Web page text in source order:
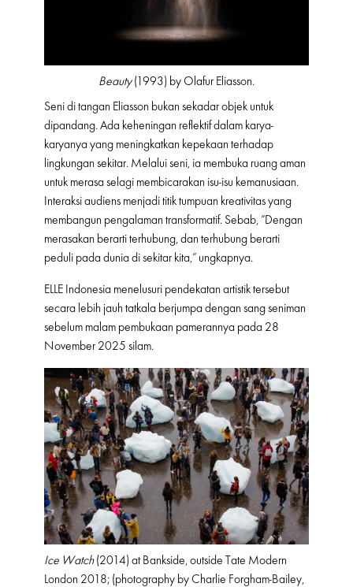
Beauty(1993) by Olafur Eliasson.
Seni di tangan Eliasson bukan sekadar objek untuk
dipandang. Ada keheningan reflektif dalam karya-
karyanya yang meningkatkan kepekaan terhadap
lingkungan sekitar. Melalui seni, ia membuka ruang aman
untuk merasa selagi membicarakan isu-isu kemanusiaan.
Interaksi audiens menjadi titik tumpuan kreativitas yang
membangun pengalaman transformatif. Sebab, “Dengan
merasakan berarti terhubung, dan terhubung berarti
peduli pada dunia di sekitar kita,” ungkapnya.
ELLE Indonesia menelusuri pendekatan artistik tersebut
secara lebih jauh tatkala berjumpa dengan sang seniman
sebelum malam pembukaan pamerannya pada 28
November 2025 silam.
Ice Watch(2014) at Bankside, outside Tate Modern
London 2018; (photography by Charlie Forgham-Bailey,